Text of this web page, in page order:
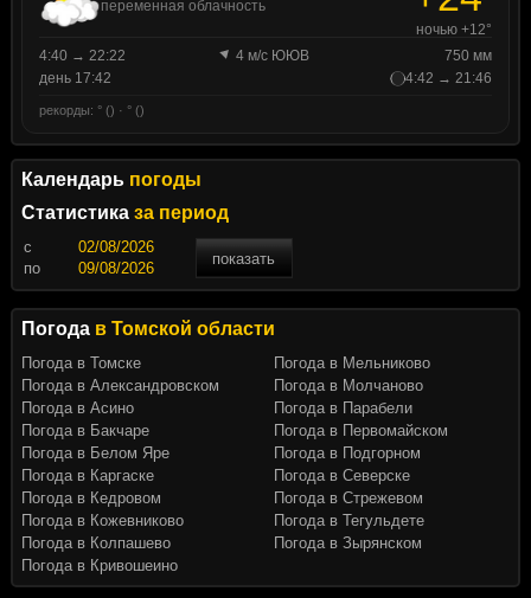
переменная облачность
ночью +12°
4:40 → 22:22
4 м/с ЮЮВ
750 мм
день 17:42
4:42 → 21:46
рекорды: ° () · ° ()
Календарь погоды
Статистика за период
c
показать
по
Погода в Томской области
Погода в Томске
Погода в Александровском
Погода в Асино
Погода в Бакчаре
Погода в Белом Яре
Погода в Каргаске
Погода в Кедровом
Погода в Кожевниково
Погода в Колпашево
Погода в Кривошеино
Погода в Мельниково
Погода в Молчаново
Погода в Парабели
Погода в Первомайском
Погода в Подгорном
Погода в Северске
Погода в Стрежевом
Погода в Тегульдете
Погода в Зырянском